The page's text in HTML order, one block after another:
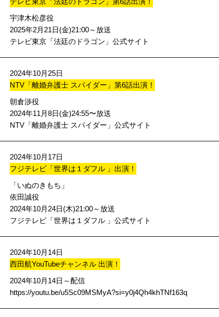
宇津木松彦役
2025年2月21日(金)21:00～放送
テレビ東京「法廷のドラゴン」公式サイト
2024年10月25日
NTV「離婚弁護士 スパイダー」第6話出演！
朝倉渉役
2024年11月8日(金)24:55〜放送
NTV「離婚弁護士 スパイダー」公式サイト
2024年10月17日
フジテレビ「世界は１ダフル 」出演！
「いぬのきもち」
依田誠役
2024年10月24日(木)21:00～放送
フジテレビ「世界は１ダフル 」公式サイト
2024年10月14日
西田航YouTubeチャンネル 出演！
2024年10月14日～配信
https://youtu.be/u5Sc09MSMyA?si=y0j4Qh4khTNf163q